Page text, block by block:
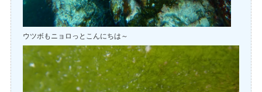
ウツボもニョロっとこんにちは～